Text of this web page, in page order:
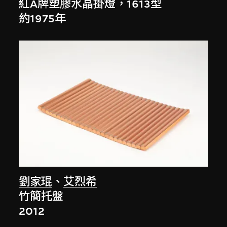
紅A牌塑膠水晶掛燈，1613型
約1975年
劉家琨 、艾烈希
竹簡托盤
2012